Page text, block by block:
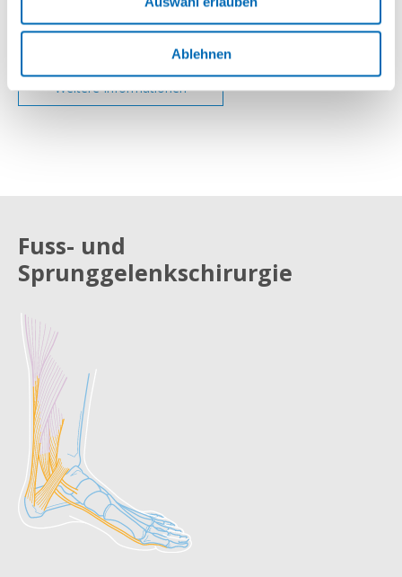
Ablehnen
Deutsch, Englisch, Französisch
Weitere Informationen
Fuss- und
Sprunggelenkschirurgie